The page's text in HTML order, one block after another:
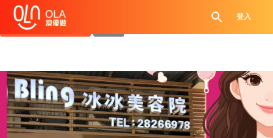
登入
領取每日優惠券
查看`我的優惠記錄`